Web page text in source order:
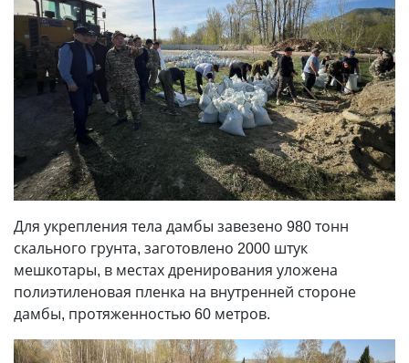
Для укрепления тела дамбы завезено 980 тонн
скального грунта, заготовлено 2000 штук
мешкотары, в местах дренирования уложена
полиэтиленовая пленка на внутренней стороне
дамбы, протяженностью 60 метров.